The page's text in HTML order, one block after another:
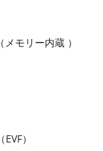
モリー内蔵 ）
）